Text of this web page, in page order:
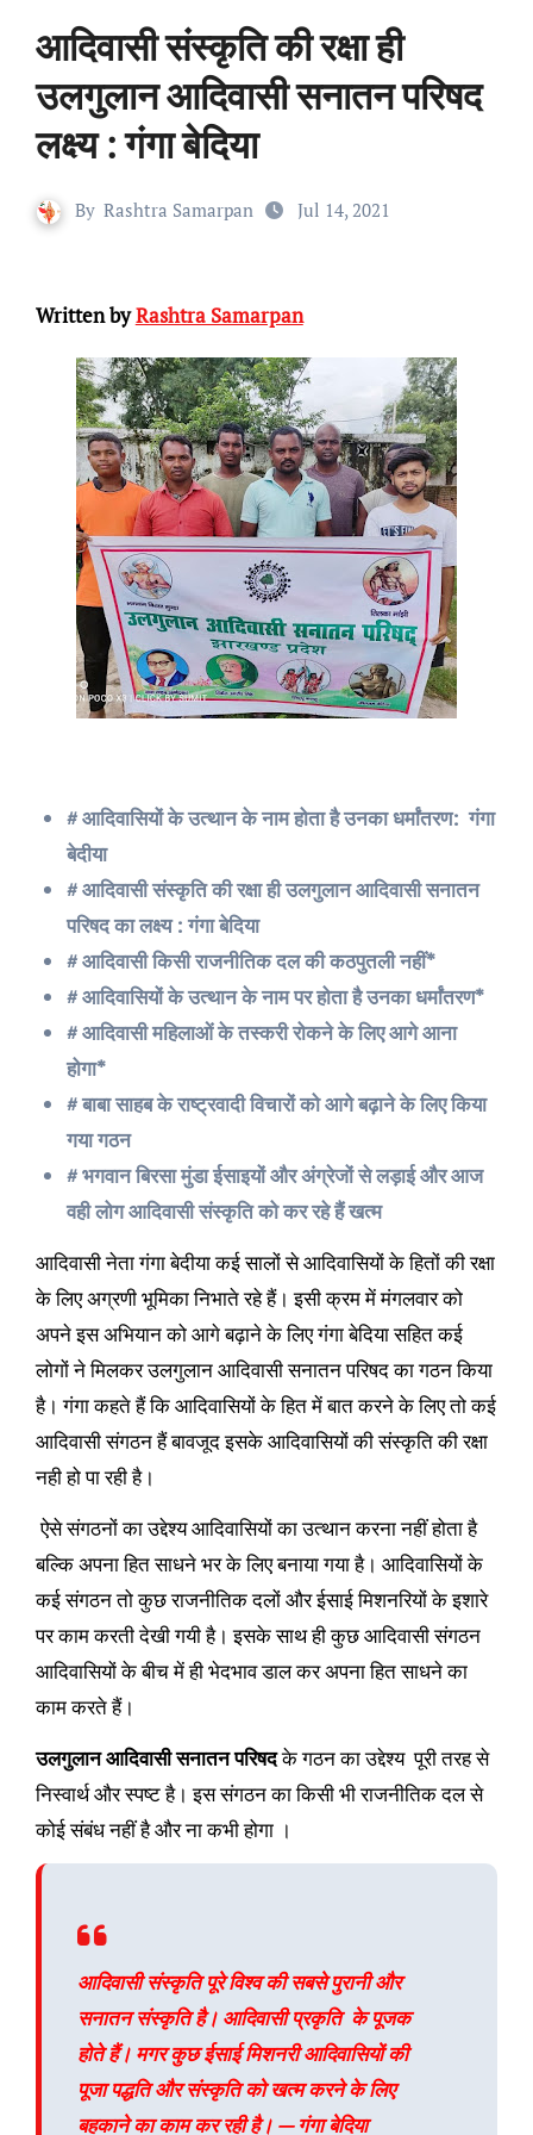
आदिवासी संस्कृति की रक्षा ही
उलगुलान आदिवासी सनातन परिषद
लक्ष्य : गंगा बेदिया
By Rashtra Samarpan Jul 14, 2021
Written byRashtra Samarpan
# आदिवासियों के उत्थान के नाम होता है उनका धर्मांतरण: गंगा
बेदीया
# आदिवासी संस्कृति की रक्षा ही उलगुलान आदिवासी सनातन
परिषद का लक्ष्य : गंगा बेदिया
# आदिवासी किसी राजनीतिक दल की कठपुतली नहीं*
# आदिवासियों के उत्थान के नाम पर होता है उनका धर्मांतरण*
# आदिवासी महिलाओं के तस्करी रोकने के लिए आगे आना
होगा*
# बाबा साहब के राष्ट्रवादी विचारों को आगे बढ़ाने के लिए किया
गया गठन
# भगवान बिरसा मुंडा ईसाइयों और अंग्रेजों से लड़ाई और आज
वही लोग आदिवासी संस्कृति को कर रहे हैं खत्म
आदिवासी नेता गंगा बेदीया कई सालों से आदिवासियों के हितों की रक्षा
के लिए अग्रणी भूमिका निभाते रहे हैं। इसी क्रम में मंगलवार को
अपने इस अभियान को आगे बढ़ाने के लिए गंगा बेदिया सहित कई
लोगों ने मिलकर उलगुलान आदिवासी सनातन परिषद का गठन किया
है। गंगा कहते हैं कि आदिवासियों के हित में बात करने के लिए तो कई
आदिवासी संगठन हैं बावजूद इसके आदिवासियों की संस्कृति की रक्षा
नही हो पा रही है।
ऐसे संगठनों का उद्देश्य आदिवासियों का उत्थान करना नहीं होता है
बल्कि अपना हित साधने भर के लिए बनाया गया है। आदिवासियों के
कई संगठन तो कुछ राजनीतिक दलों और ईसाई मिशनरियों के इशारे
पर काम करती देखी गयी है। इसके साथ ही कुछ आदिवासी संगठन
आदिवासियों के बीच में ही भेदभाव डाल कर अपना हित साधने का
काम करते हैं।
उलगुलान आदिवासी सनातन परिषदके गठन का उद्देश्य पूरी तरह से
निस्वार्थ और स्पष्ट है। इस संगठन का किसी भी राजनीतिक दल से
कोई संबंध नहीं है और ना कभी होगा ।
आदिवासी संस्कृति पूरे विश्व की सबसे पुरानी और
सनातन संस्कृति है। आदिवासी प्रकृति के पूजक
होते हैं। मगर कुछ ईसाई मिशनरी आदिवासियों की
पूजा पद्धति और संस्कृति को खत्म करने के लिए
बहकाने का काम कर रही है। — गंगा बेदिया